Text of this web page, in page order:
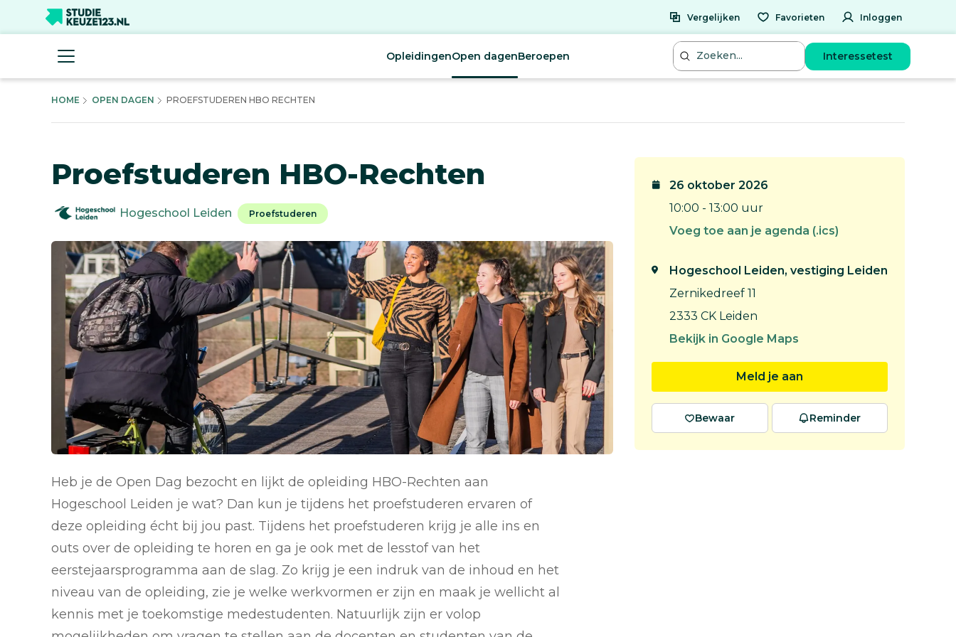
Vergelijken Favorieten Inloggen
OpleidingenOpen dagenBeroepen Interessetest
HOME OPEN DAGEN PROEFSTUDEREN HBO RECHTEN
Proefstuderen HBO-Rechten
Hogeschool Leiden Proefstuderen
Heb je de Open Dag bezocht en lijkt de opleiding HBO-Rechten aan
Hogeschool Leiden je wat? Dan kun je tijdens het proefstuderen ervaren of
deze opleiding écht bij jou past. Tijdens het proefstuderen krijg je alle ins en
outs over de opleiding te horen en ga je ook met de lesstof van het
eerstejaarsprogramma aan de slag. Zo krijg je een indruk van de inhoud en het
niveau van de opleiding, zie je welke werkvormen er zijn en maak je wellicht al
kennis met je toekomstige medestudenten. Natuurlijk zijn er volop
26 oktober 2026
10:00 - 13:00 uur
Voeg toe aan je agenda (.ics)
Hogeschool Leiden, vestiging Leiden
Zernikedreef 11
2333 CK Leiden
Bekijk in Google Maps
Meld je aan
Bewaar Reminder